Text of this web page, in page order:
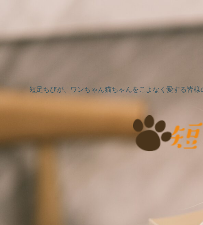
短足ちびが、ワンちゃん猫ちゃんをこよなく愛する皆